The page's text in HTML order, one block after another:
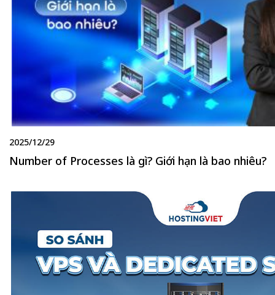
2025/12/29
Number of Processes là gì? Giới hạn là bao nhiêu?